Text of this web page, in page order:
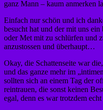
ganz Mann – kaum anmerken
Einfach nur schön und ich
besucht hat und der mit uns
oder Met mit zu schlürfen und
anzustossen und überhaupt…
Okay, die Schattenseite war
und das ganze mehr im
sollten sich an einem Tag der
reintrauen, die sonst keinen
egal, denn es war trotzdem echt